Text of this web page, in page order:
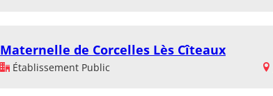
Maternelle de Corcelles Lès Cîteaux
Établissement Public